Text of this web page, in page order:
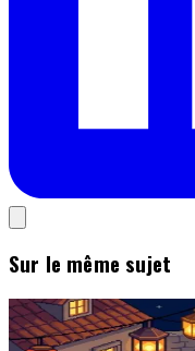
Sur le même sujet